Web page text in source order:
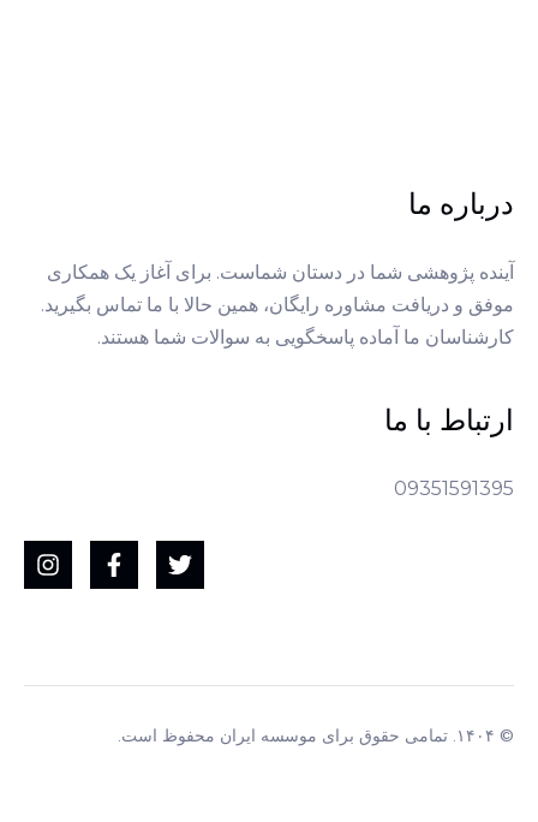
درباره ما
آینده پژوهشی شما در دستان شماست. برای آغاز یک همکاری
موفق و دریافت مشاوره رایگان، همین حالا با ما تماس بگیرید.
کارشناسان ما آماده پاسخگویی به سوالات شما هستند.
ارتباط با ما
09351591395
© ۱۴۰۴. تمامی حقوق برای موسسه ایران محفوظ است.